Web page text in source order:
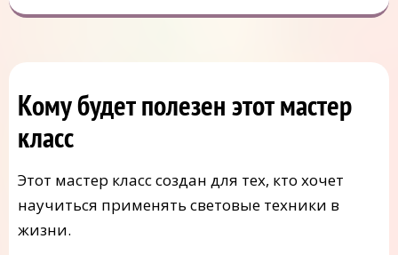
Кому будет полезен этот мастер
класс
Этот мастер класс создан для тех, кто хочет
научиться применять световые техники в
жизни.